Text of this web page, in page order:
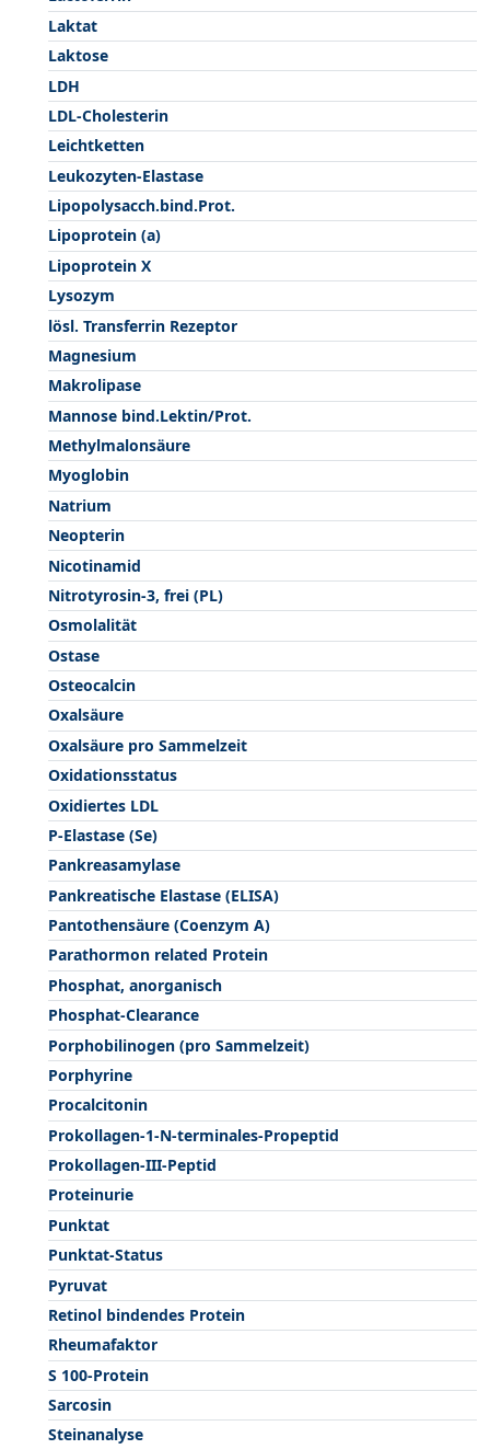
Laktat
Laktose
LDH
LDL-Cholesterin
Leichtketten
Leukozyten-Elastase
Lipopolysacch.bind.Prot.
Lipoprotein (a)
Lipoprotein X
Lysozym
lösl. Transferrin Rezeptor
Magnesium
Makrolipase
Mannose bind.Lektin/Prot.
Methylmalonsäure
Myoglobin
Natrium
Neopterin
Nicotinamid
Nitrotyrosin-3, frei (PL)
Osmolalität
Ostase
Osteocalcin
Oxalsäure
Oxalsäure pro Sammelzeit
Oxidationsstatus
Oxidiertes LDL
P-Elastase (Se)
Pankreasamylase
Pankreatische Elastase (ELISA)
Pantothensäure (Coenzym A)
Parathormon related Protein
Phosphat, anorganisch
Phosphat-Clearance
Porphobilinogen (pro Sammelzeit)
Porphyrine
Procalcitonin
Prokollagen-1-N-terminales-Propeptid
Prokollagen-III-Peptid
Proteinurie
Punktat
Punktat-Status
Pyruvat
Retinol bindendes Protein
Rheumafaktor
S 100-Protein
Sarcosin
Steinanalyse